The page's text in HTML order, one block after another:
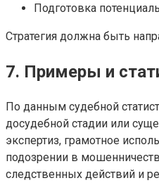
Подготовка
Стратегия должна быть
7. Примеры и
По данным судебной
досудебной стадии или
экспертиз, грамотное
подозрении в
следственных действий и